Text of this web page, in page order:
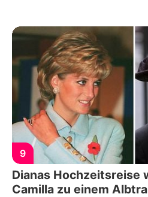
9
Dianas Hochzeitsreise
Camilla zu einem